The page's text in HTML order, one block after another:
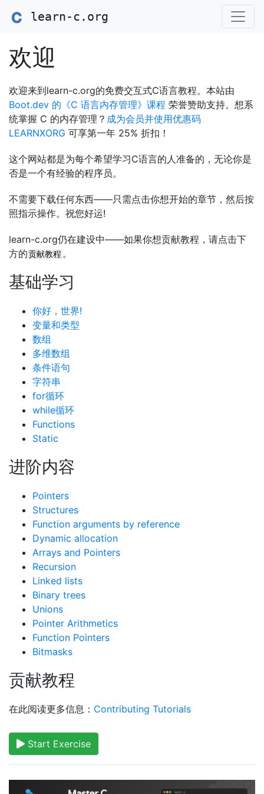
learn-c.org
欢迎
欢迎来到learn-c.org的免费交互式C语言教程。本站由
Boot.dev 的《C 语言内存管理》课程 荣誉赞助支持。想系
统掌握 C 的内存管理？ 成为会员并使用优惠码
LEARNXORG 可享第一年 25% 折扣！
这个网站都是为每个希望学习C语言的人准备的，无论你是
否是一个有经验的程序员。
不需要下载任何东西——只需点击你想开始的章节，然后按
照指示操作。祝您好运!
learn-c.org仍在建设中——如果你想贡献教程，请点击下
方的贡献教程 。
基础学习
你好，世界!
变量和类型
数组
多维数组
条件语句
字符串
for循环
while循环
Functions
Static
进阶内容
Pointers
Structures
Function arguments by reference
Dynamic allocation
Arrays and Pointers
Recursion
Linked lists
Binary trees
Unions
Pointer Arithmetics
Function Pointers
Bitmasks
贡献教程
在此阅读更多信息： Contributing Tutorials
Start Exercise